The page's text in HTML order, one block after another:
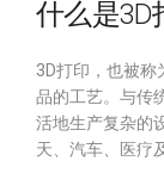
什么是3D
3D打印，也被称
品的工艺。与传
活地生产复杂的
天、汽车、医疗